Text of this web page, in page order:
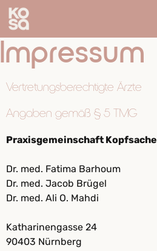
Zum
Inhalt
springen
Impressum
Vertretungsberechtigte Ärzte
Angaben gemäß § 5 TMG
Praxisgemeinschaft Kopfsache
Dr. med. Fatima Barhoum
Dr. med. Jacob Brügel
Dr. med. Ali O. Mahdi
Katharinengasse 24
90403 Nürnberg